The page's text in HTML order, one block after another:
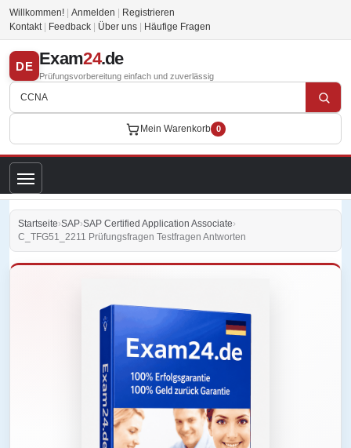
Willkommen! Anmelden
Registrieren
Kontakt
Feedback Über uns Häufige Fragen
DE Exam24.de
Prüfungsvorbereitung einfach und zuverlässig
Mein Warenkorb 0
Startseite›SAP›SAP Certified Application Associate›
C_TFG51_2211 Prüfungsfragen Testfragen Antworten